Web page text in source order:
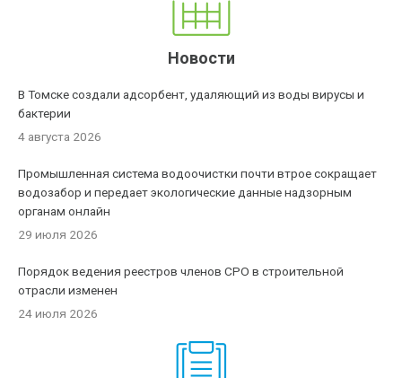
Новости
В Томске создали адсорбент, удаляющий из воды вирусы и
бактерии
4 августа 2026
Промышленная система водоочистки почти втрое сокращает
водозабор и передает экологические данные надзорным
органам онлайн
29 июля 2026
Порядок ведения реестров членов СРО в строительной
отрасли изменен
24 июля 2026